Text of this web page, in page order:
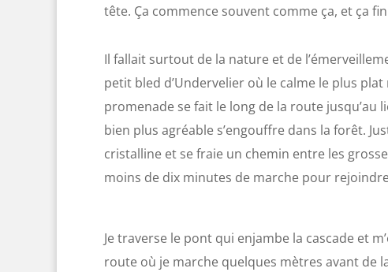
tête. Ça commence souvent comme ça, et ça
Il fallait surtout de la nature et de
petit bled d’Undervelier où le calme le plus
promenade se fait le long de la route jusqu’au
bien plus agréable s’engouffre dans la forêt.
cristalline et se fraie un chemin entre les
moins de dix minutes de marche pour rejoindre
Je traverse le pont qui enjambe la cascade et
route où je marche quelques mètres avant de